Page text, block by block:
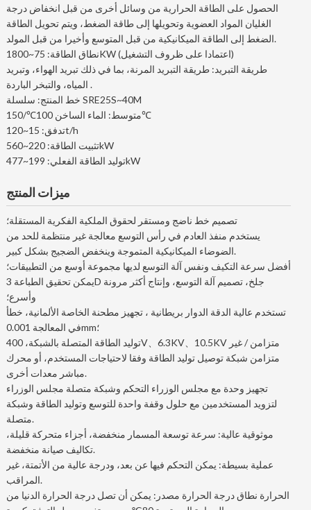
الحصول على الطاقة الحرارية من وسائل أخرى من قبل انخفاض درجة
الغليان المواد العضوية وتحويلها إلى طاقة الضغط، ويتم تحويل الطاقة
الضغط إلى الطاقة الميكانيكية من قبل المتوسع وأخيرا من قبل المولد.
نطاق الطاقة: 75~1800KW (اعتمادا على ظروف التشغيل)
طريقة التبريد: طريقة التبريد المرنة، بما في ذلك تبريد الهواء، وتبريد
المياه، والتبخر الباردة .
خط المنتج: سلسلة SRE25S~40M
متوسط: الماء الساخن 100℃/150℃
تدفق: 15~120t/h
تثبيت الطاقة: 220~560kW
توليد الطاقة الفعلي: 199~477kW
ميزات المنتج
تصميم خط ناضج ومستقر لحقوق الملكية الفكرية المستقلة؛
يستخدم منفذ العادم في رأس التوسع معالجة غير منتظمة للحد من
الضوضاء الميكانيكية المتموجة وينخفض الضجيج بشكل كبير.
أفضل سرعة التكيف ونفس آلة التوسع لديها مجموعة أوسع من التطبيقات؛
يمكن تحقيق الطباعة 3D جلخ، تصميم آلة التوسع، وإنتاج أكثر مرونة
وأسرع؛
تستخدم عالية الدقة الدوار بريطانية ، تجهيز مطحنة الخاصة الألمانية، خطأ
في المعالجة 0.001mm؛
توليد الطاقة المتصلة بالشبكة، 400V、6.3KV、10.5KV متزامن / غير
متزامن شبكة توصيل توليد الطاقة وفقا لاحتياجات المستخدم، أو محرك
مباشر معدات أخرى.
تجهيز وحدة مع مجلس الوزراء التحكم وشبكة متصلة مجلس الوزراء
لتزويد المستخدمين مع حلول وقفة واحدة للتوسع وتوليد الطاقة وشبكة
متصلة.
موثوقية عالية: سرعة توسعة المسمار منخفضة، أجزاء متحركة قليلة،
تكاليف صيانة منخفضة.
عملية بسيطة: يمكن التحكم فيها عن بعد، ودرجة عالية من الأتمتة، غير
المراقب.
الحرارة نطاق درجة الحرارة مصدر: يمكن أن تصل درجة الحرارة الدنيا من